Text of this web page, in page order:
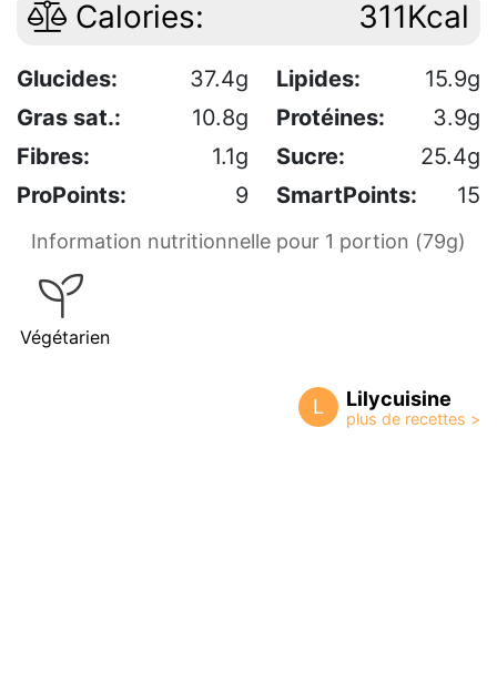
Calories: 311Kcal
Glucides: 37.4g Lipides:
15.9g
Gras sat.:
10.8g Protéines:
3.9g
Fibres:
1.1g Sucre:
25.4g
ProPoints:
9 SmartPoints: 15
Information nutritionnelle pour 1 portion (79g)
Végétarien
L Lilycuisine